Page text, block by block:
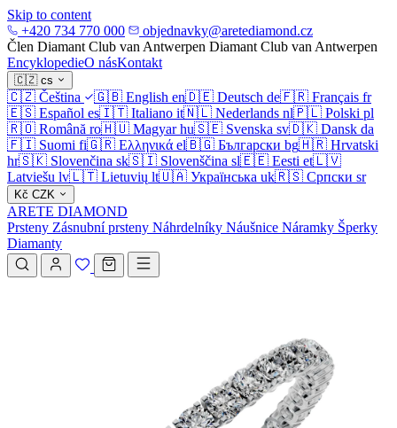
Skip to content
+420 734 770 000
objednavky@aretediamond.cz
Člen Diamant Club van Antwerpen Diamant Club van Antwerpen
EncyklopedieO násKontakt
🇨🇿 cs
🇨🇿 Čeština 🇬🇧 English en🇩🇪 Deutsch de🇫🇷 Français fr
🇪🇸 Español es🇮🇹 Italiano it🇳🇱 Nederlands nl🇵🇱 Polski pl
🇷🇴 Română ro🇭🇺 Magyar hu🇸🇪 Svenska sv🇩🇰 Dansk da
🇫🇮 Suomi fi🇬🇷 Ελληνικά el🇧🇬 Български bg🇭🇷 Hrvatski
hr🇸🇰 Slovenčina sk🇸🇮 Slovenščina sl🇪🇪 Eesti et🇱🇻
Latviešu lv🇱🇹 Lietuvių lt🇺🇦 Українська uk🇷🇸 Српски sr
Kč CZK
ARETE DIAMOND
Prsteny Zásnubní prsteny Náhrdelníky Náušnice Náramky Šperky
Diamanty